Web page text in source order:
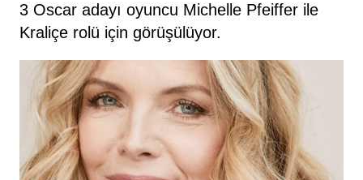
3 Oscar adayı oyuncu Michelle Pfeiffer ile
Kraliçe rolü için görüşülüyor.